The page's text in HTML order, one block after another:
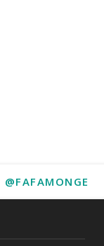
@FAFAMONGE